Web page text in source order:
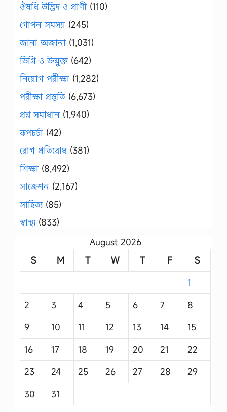
ঔষধি উদ্ভিদ ও প্রাণী (110)
গোপন সমস্যা (245)
জানা অজানা (1,031)
ডিগ্রি ও উন্মুক্ত (642)
নিয়োগ পরীক্ষা (1,282)
পরীক্ষা প্রস্তুতি (6,673)
প্রশ্ন সমাধান (1,940)
রূপচর্চা (42)
রোগ প্রতিরোধ(381)
শিক্ষা (8,492)
সাজেশন (2,167)
সাহিত্য(85)
স্বাস্থ্য(833)
August 2026
S
M T W T F
S
1
2
3 4 5 6 7
8
9
10 11 12 13 14
15
16
17 18 19 20 21
22
23
24 25 26 27 28
29
30
31